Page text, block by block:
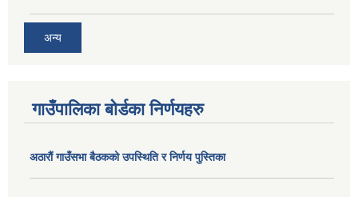
अन्य
गाउँपालिका बोर्डका निर्णयहरु
अठाराैं गाउँसभा बैठकको उपस्थिति र निर्णय पुस्तिका